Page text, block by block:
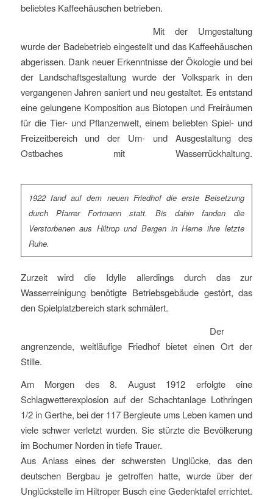
beliebtes Kaffeehäuschen betrieben.
Mit der Umgestaltung
wurde der Badebetrieb eingestellt und das Kaffeehäuschen
abgerissen. Dank neuer Erkenntnisse der Ökologie und bei
der Landschaftsgestaltung wurde der Volkspark in den
vergangenen Jahren saniert und neu gestaltet. Es entstand
eine gelungene Komposition aus Biotopen und Freiräumen
für die Tier- und Pflanzenwelt, einem beliebten Spiel- und
Freizeitbereich und der Um- und Ausgestaltung des
Ostbaches mit Wasserrückhaltung.
1922 fand auf dem neuen Friedhof die erste Beisetzung
durch Pfarrer Fortmann statt. Bis dahin fanden die
Verstorbenen aus Hiltrop und Bergen in Herne ihre letzte
Ruhe.
Zurzeit wird die Idylle allerdings durch das zur
Wasserreinigung benötigte Betriebsgebäude gestört, das
den Spielplatzbereich stark schmälert.
Der
angrenzende, weitläufige Friedhof bietet einen Ort der
Stille.
Am Morgen des 8. August 1912 erfolgte eine
Schlagwetterexplosion auf der Schachtanlage Lothringen
1/2 in Gerthe, bei der 117 Bergleute ums Leben kamen und
viele schwer verletzt wurden. Sie stürzte die Bevölkerung
im Bochumer Norden in tiefe Trauer.
Aus Anlass eines der schwersten Unglücke, das den
deutschen Bergbau je getroffen hatte, wurde über der
Unglückstelle im Hiltroper Busch eine Gedenktafel errichtet.